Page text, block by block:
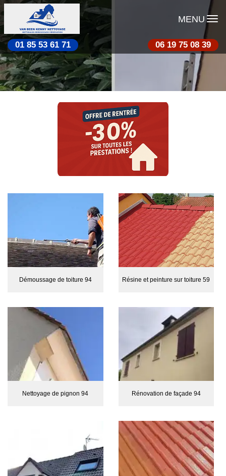
MENU
01 85 53 61 71 06 19 75 08 39
Démoussage de toiture 94 Résine et peinture sur toiture 59
Nettoyage de pignon 94 Rénovation de façade 94